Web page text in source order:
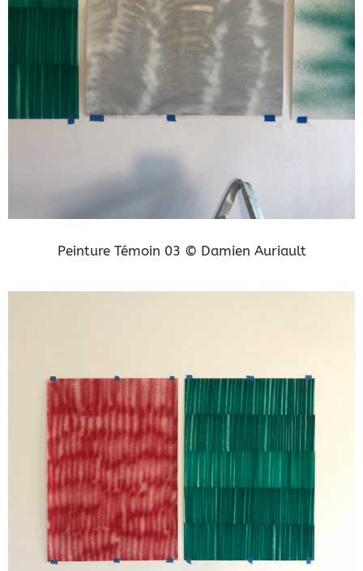
Peinture Témoin 03 © Damien Auriault